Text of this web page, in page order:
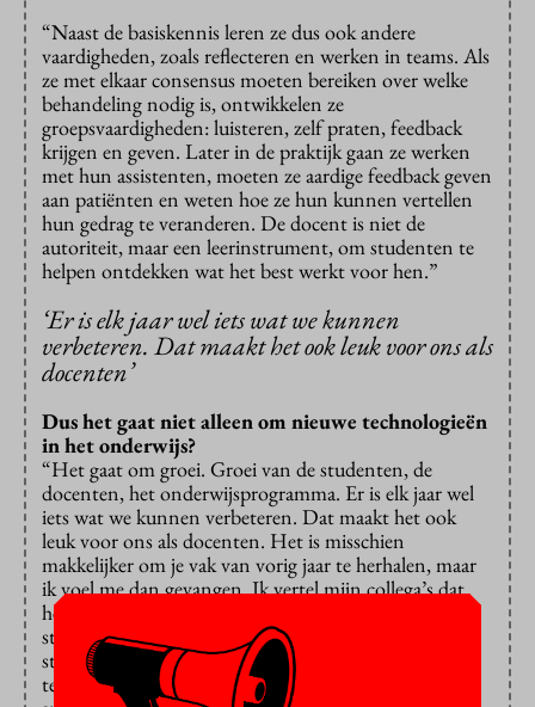
“Naast de basiskennis leren ze dus ook andere
vaardigheden, zoals reflecteren en werken in teams. Als
ze met elkaar consensus moeten bereiken over welke
behandeling nodig is, ontwikkelen ze
groepsvaardigheden: luisteren, zelf praten, feedback
krijgen en geven. Later in de praktijk gaan ze werken
met hun assistenten, moeten ze aardige feedback geven
aan patiënten en weten hoe ze hun kunnen vertellen
hun gedrag te veranderen. De docent is niet de
autoriteit, maar een leerinstrument, om studenten te
helpen ontdekken wat het best werkt voor hen.”
‘Er is elk jaar wel iets wat we kunnen
verbeteren. Dat maakt het ook leuk voor ons als
docenten’
Dus het gaat niet alleen om nieuwe technologieën
in het onderwijs?
“Het gaat om groei. Groei van de studenten, de
docenten, het onderwijsprogramma. Er is elk jaar wel
iets wat we kunnen verbeteren. Dat maakt het ook
leuk voor ons als docenten. Het is misschien
makkelijker om je vak van vorig jaar te herhalen, maar
ik voel me dan gevangen. Ik vertel mijn collega’s dat
het gaat om groei, en zij gaan daarin mee. En ik wil de
studenten geven wat ik zelf niet heb gehad. Toen ik
studeerde, was de druk groot om tentamen na
tentamen te halen, terwijl je op de universiteit op een